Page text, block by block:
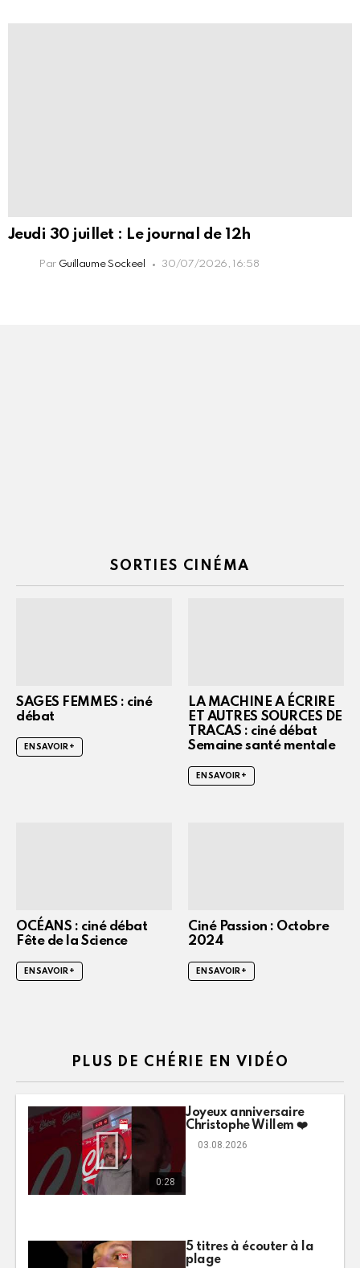
Jeudi 30 juillet : Le journal de 12h
Par Guillaume Sockeel 30/07/2026, 16:58
SORTIES CINÉMA
SAGES FEMMES : ciné
débat
EN SAVOIR +
LA MACHINE A ÉCRIRE
ET AUTRES SOURCES DE
TRACAS : ciné débat
Semaine santé mentale
EN SAVOIR +
OCÉANS : ciné débat
Fête de la Science
EN SAVOIR +
Ciné Passion : Octobre
2024
EN SAVOIR +
PLUS DE CHÉRIE EN VIDÉO
0:28
Joyeux anniversaire
Christophe Willem ❤️
03.08.2026
5 titres à écouter à la
plage